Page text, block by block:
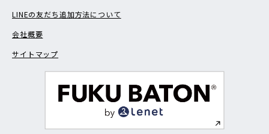
LINEの友だち追加方法について
会社概要
サイトマップ